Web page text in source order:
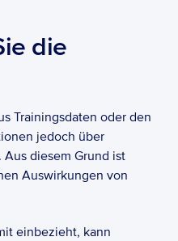
die
Trainingsdaten oder den
jedoch über
diesem Grund ist
Auswirkungen von
einbezieht, kann